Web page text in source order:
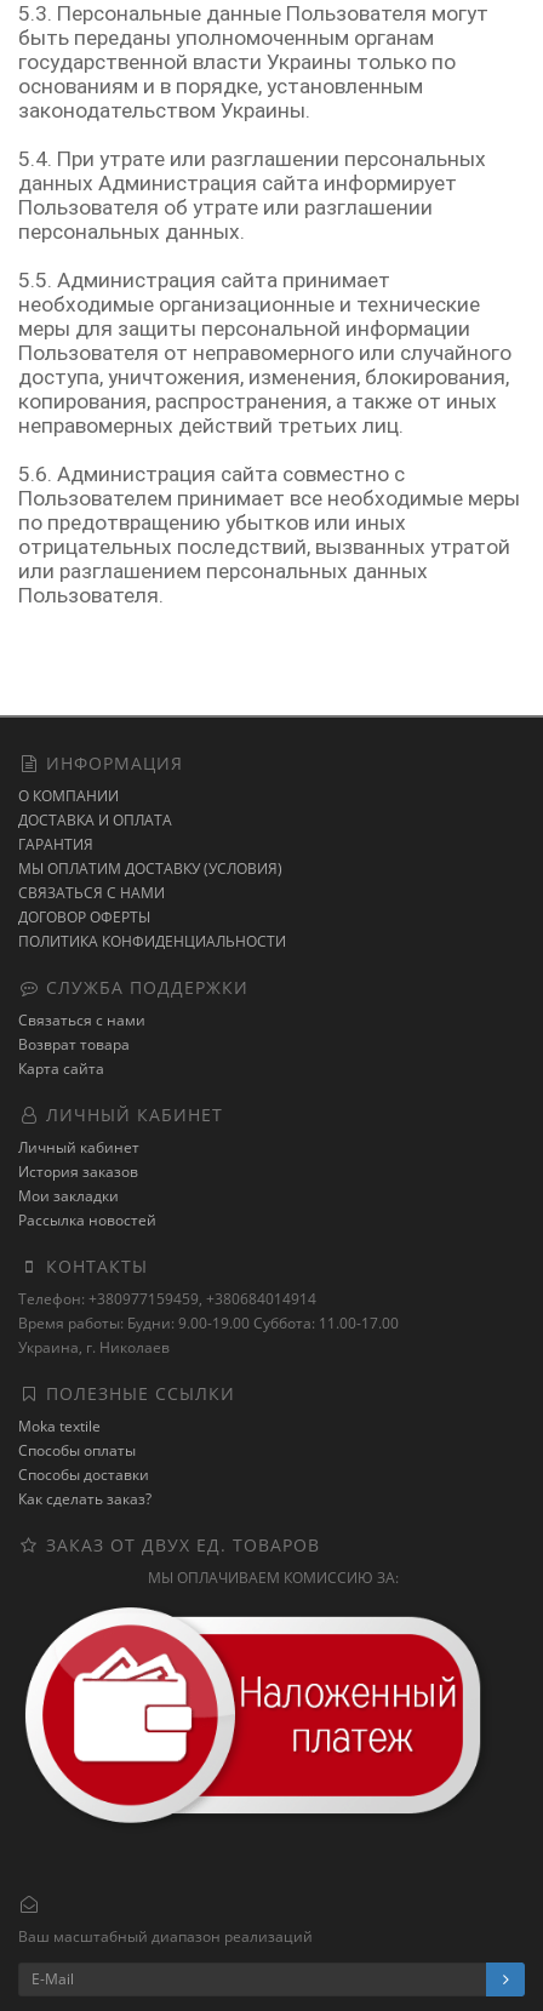
5.3. Персональные данные Пользователя могут
быть переданы уполномоченным органам
государственной власти Украины только по
основаниям и в порядке, установленным
законодательством Украины.
5.4. При утрате или разглашении персональных
данных Администрация сайта информирует
Пользователя об утрате или разглашении
персональных данных.
5.5. Администрация сайта принимает
необходимые организационные и технические
меры для защиты персональной информации
Пользователя от неправомерного или случайного
доступа, уничтожения, изменения, блокирования,
копирования, распространения, а также от иных
неправомерных действий третьих лиц.
5.6. Администрация сайта совместно с
Пользователем принимает все необходимые меры
по предотвращению убытков или иных
отрицательных последствий, вызванных утратой
или разглашением персональных данных
Пользователя.
ИНФОРМАЦИЯ
О КОМПАНИИ
ДОСТАВКА И ОПЛАТА
ГАРАНТИЯ
МЫ ОПЛАТИМ ДОСТАВКУ (УСЛОВИЯ)
СВЯЗАТЬСЯ С НАМИ
ДОГОВОР ОФЕРТЫ
ПОЛИТИКА КОНФИДЕНЦИАЛЬНОСТИ
СЛУЖБА ПОДДЕРЖКИ
Связаться с нами
Возврат товара
Карта сайта
ЛИЧНЫЙ КАБИНЕТ
Личный кабинет
История заказов
Мои закладки
Рассылка новостей
КОНТАКТЫ
Телефон: +380977159459, +380684014914
Время работы: Будни: 9.00-19.00 Суббота: 11.00-17.00
Украина, г. Николаев
ПОЛЕЗНЫЕ ССЫЛКИ
Moka textile
Способы оплаты
Способы доставки
Как сделать заказ?
ЗАКАЗ ОТ ДВУХ ЕД. ТОВАРОВ
МЫ ОПЛАЧИВАЕМ КОМИССИЮ ЗА:
Ваш масштабный диапазон реализаций